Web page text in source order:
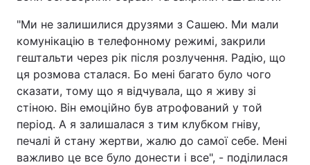
"Ми не залишилися друзями з Сашею. Ми мали
комунікацію в телефонному режимі, закрили
гештальти через рік після розлучення. Радію, що
ця розмова сталася. Бо мені багато було чого
сказати, тому що я відчувала, що я живу зі
стіною. Він емоційно був атрофований у той
період. А я залишалася з тим клубком гніву,
печалі й стану жертви, жалю до самої себе. Мені
важливо це все було донести і все", - поділилася